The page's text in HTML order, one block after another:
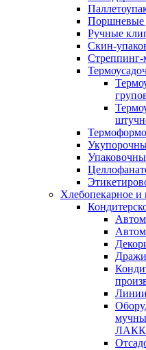
Поршневые
Ручные
Скин-
Хлебопекарное и
Линии